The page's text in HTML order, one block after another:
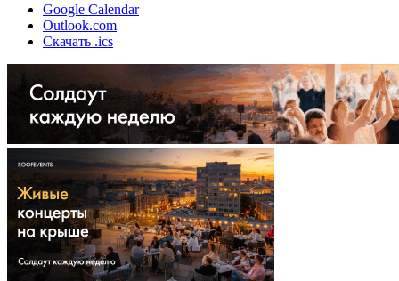
Google Calendar
Outlook.com
Скачать .ics